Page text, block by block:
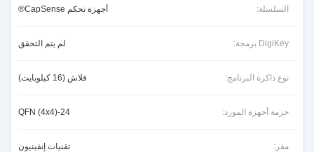
السلسلة: أجهزة تحكم CapSense®
DigiKey برمجة: لم يتم التحقق
نوع ذاكرة البرنامج: فلاش (16 كيلوبايت)
حزمة أجهزة المورد: 24-QFN (4x4)
مفر: تقنيات إنفينيون